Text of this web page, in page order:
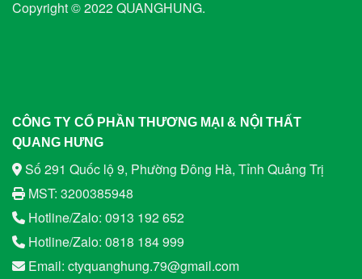
Copyright © 2022 QUANGHUNG.
CÔNG TY CỔ PHẦN THƯƠNG MẠI & NỘI THẤT
QUANG HƯNG
Số 291 Quốc lộ 9, Phường Đông Hà, Tỉnh Quảng Trị
MST: 3200385948
Hotline/Zalo: 0913 192 652
Hotline/Zalo: 0818 184 999
Email: ctyquanghung.79@gmail.com